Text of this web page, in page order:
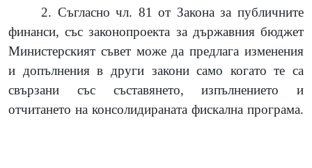
2. Съгласно чл. 81 от Закона за публичните
финанси, със законопроекта за държавния бюджет
Министерският съвет може да предлага изменения
и допълнения в други закони само когато те са
свързани със съставянето, изпълнението и
отчитането на консолидираната фискална програма.